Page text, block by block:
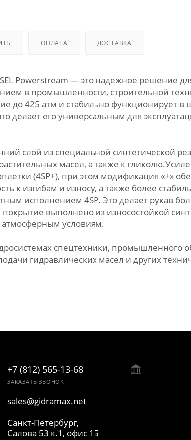
ОПЛАТА ДОСТАВКА
Powerstream — это надежное решение
в промышленности, строительной
до 425 атм и стабильно функционирует в
делает его универсальным для
слой из специальной синтетической
масел, а также к
(4SP+), при этом модификация «+»
к изгибам и износу, а также более
исполнением 4SP. Это делает рукав
выполнено из износостойкой
атмосферным условиям.
спецтехники, промышленного
гидравлических масел и других
+7 (812) 565-13-68
ЗАКАЗАТЬ ЗВОНОК
sales@gidramax.net
Санкт-Петербург,
Салова 53 к.1, офис 15